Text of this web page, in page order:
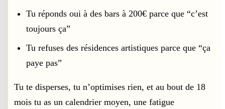
Tu réponds oui à des bars à 200€ parce que “c’est
toujours ça”
Tu refuses des résidences artistiques parce que “ça
paye pas”
Tu te disperses, tu n’optimises rien, et au bout de 18
mois tu as un calendrier moyen, une fatigue